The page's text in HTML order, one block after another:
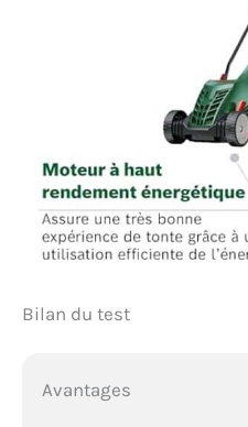
Bilan du test
Avantages